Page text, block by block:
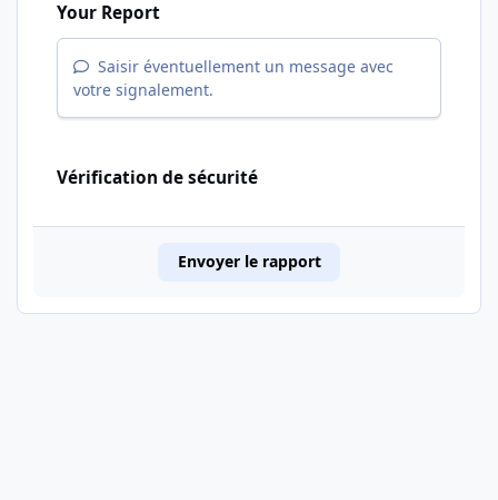
Your Report
Saisir éventuellement un message avec
votre signalement.
Vérification de sécurité
Envoyer le rapport